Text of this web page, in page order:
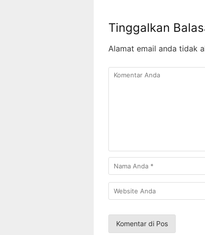
Tinggalkan
Alamat email anda tidak